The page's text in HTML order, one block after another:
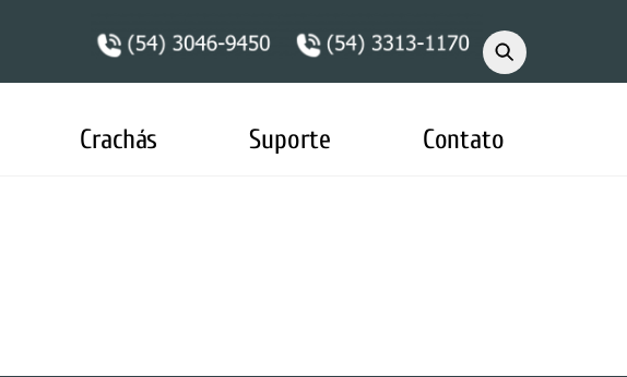
Crachás Suporte Contato